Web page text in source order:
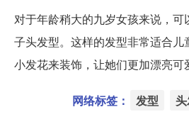
对于年龄稍大的九岁女孩来说，
子头发型。这样的发型非常适合儿
小发花来装饰，让她们更加漂亮可
网络标签： 发型